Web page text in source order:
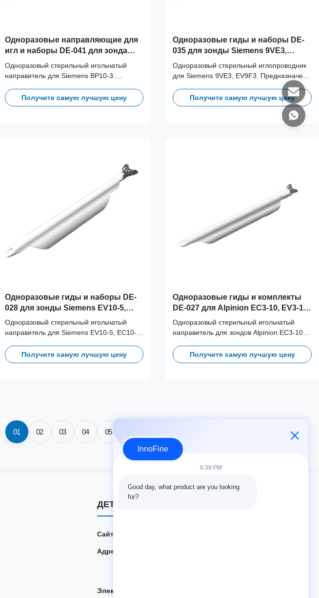
Одноразовые направляющие для
игл и наборы DE-041 для зонда
Siemens BP10-3
Одноразовый стерильный игольчатый
направитель для Siemens BP10-3.
перекрестного загрязнения.
Получите самую лучшую цену
Одноразовые гиды и наборы DE-
035 для зонды Siemens 9VE3,
EV9F3
Одноразовый стерильный иглопроводник
для Siemens 9VE3, EV9F3. Предназначен
для предотвращения перекрестного
загрязнения.
Получите самую лучшую цену
Одноразовые гиды и наборы DE-
028 для зонды Siemens EV10-5,
EC10-5w
Одноразовый стерильный игольчатый
направитель для Siemens EV10-5, EC10-
перекрестного загрязнения.
Получите самую лучшую цену
Одноразовые гиды и комплекты
DE-027 для Alpinion EC3-10, EV3-10,
EC3-10H, EC3-10X, EV3-10H, EC3-
10T, EV3-10T, EV3-10X
Одноразовый стерильный игольчатый
направитель для зондов Alpinion EC3-10,
10T, EV3-10T, EV3-10X. Разработан для
устранения перекрестного загрязнения и
Получите самую лучшую цену
01 02 03 04 05
ДЕТАЛИ КОНТАКТА
Сайт:
Адрес:
Электронная почта:
InnoFine
6:39 PM
Good day, what product are you looking
for?